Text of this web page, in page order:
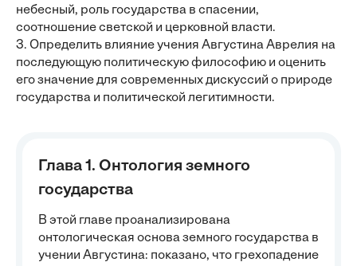
небесный, роль государства в спасении,
соотношение светской и церковной власти.
3. Определить влияние учения Августина Аврелия на
последующую политическую философию и оценить
его значение для современных дискуссий о природе
государства и политической легитимности.
Глава 1. Онтология земного
государства
В этой главе проанализирована
онтологическая основа земного государства в
учении Августина: показано, что грехопадение